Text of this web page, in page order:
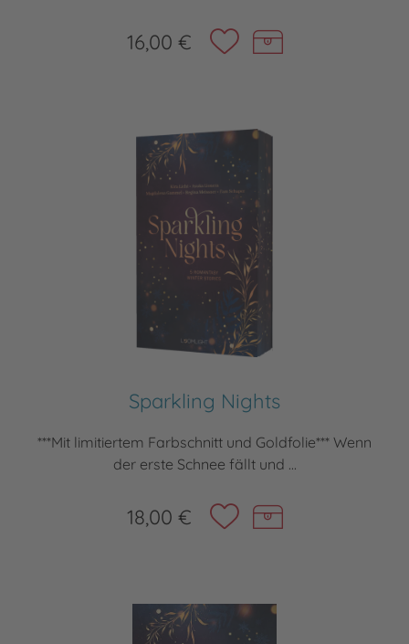
16,00 €
Sparkling Nights
***Mit limitiertem Farbschnitt und Goldfolie*** Wenn
der erste Schnee fällt und ...
18,00 €